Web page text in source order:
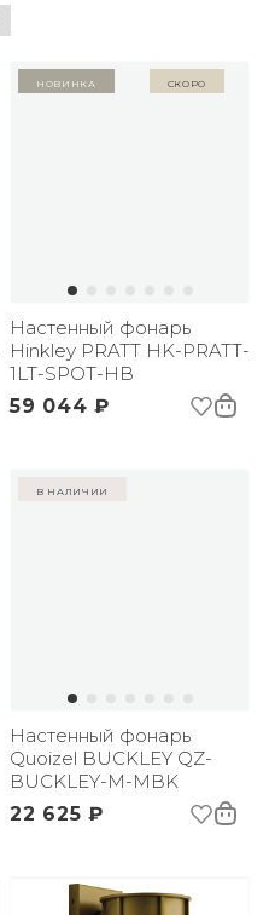
Новинка Скоро
Настенный фонарь
Hinkley PRATT HK-PRATT-
1LT-SPOT-HB
59 044 ₽
в наличии
Настенный фонарь
Quoizel BUCKLEY QZ-
BUCKLEY-M-MBK
22 625 ₽